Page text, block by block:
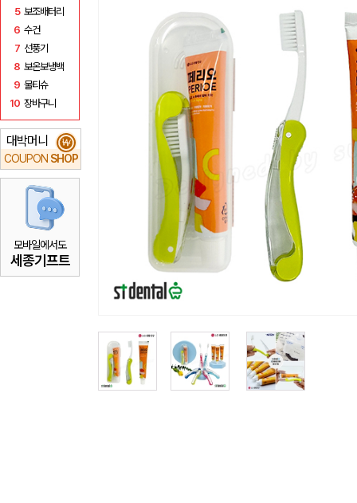
5 보조배터리
6 수건
7 선풍기
8 보온보냉백
9 물티슈
10 장바구니
대박머니
COUPON SHOP
₩
모바일에서도
세종기프트